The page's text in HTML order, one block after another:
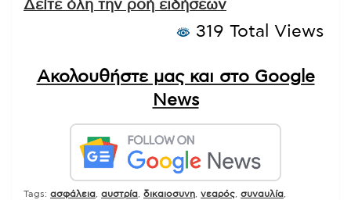
Δείτε όλη την ροή ειδήσεων
319 Total Views
Ακολουθήστε μας και στο Google
News
Tags: ασφάλεια αυστρία δικαιοσυνη νεαρός συναυλία